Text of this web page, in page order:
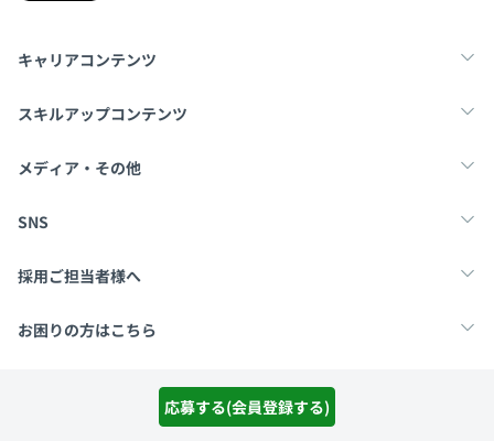
応募する(会員登録する)
キャリアコンテンツ
転職・キャリア
スキルアップコンテンツ
学習
メディア・その他
Tech Team Journal
SNS
X
採用ご担当者様へ
採用・教育をお考えの企業様へ
お困りの方はこちら
利用規約プライバシーポリシーCookieポリシー
Copyright Paiza, Inc. All rights reserved.